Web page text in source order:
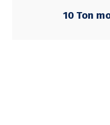
10 Ton